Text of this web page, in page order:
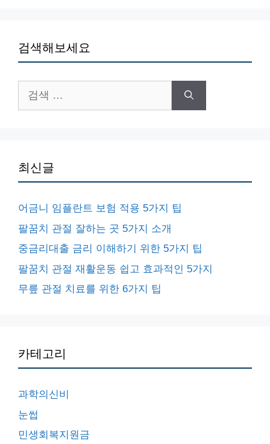
검색해보세요
색:
최신글
어금니 임플란트 보험 적용 5가지 팁
팔꿈치 관절 잘하는 곳 5가지 소개
중금리대출 금리 이해하기 위한 5가지 팁
팔꿈치 관절 재활운동 쉽고 효과적인 5가지
무릎 관절 치료를 위한 6가지 팁
카테고리
과학의신비
눈썹
민생회복지원금